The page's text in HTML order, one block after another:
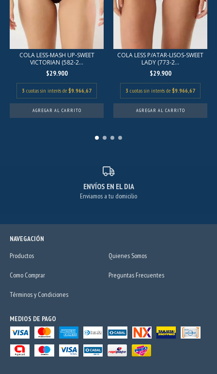
COLA LESS-MASH UP-SWEET
VICTORIAN (582-2...
$29.900
3 cuotas sin interés de $9.966,67
AGREGAR AL CARRITO
COLA LESS P/ATAR-LISOS-SWEET
LADY (773-2...
$29.900
3 cuotas sin interés de $9.966,67
AGREGAR AL CARRITO
ENVÍOS EN EL DIA
Enviamos a tu domicilio
NAVEGACIÓN
Productos
Quienes Somos
Como Comprar Preguntas Frecuentes
Términos y Condiciones
MEDIOS DE PAGO